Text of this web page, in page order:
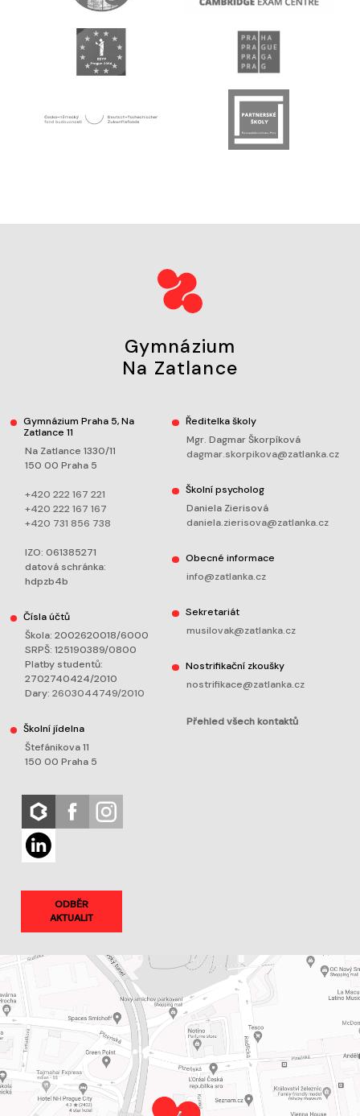
Gymnázium
Na Zatlance
Gymnázium Praha 5, Na
Zatlance 11
Na Zatlance 1330/11
150 00 Praha 5
+420 222 167 221
+420 222 167 167
+420 731 856 738
IZO: 061385271
datová schránka:
hdpzb4b
Čísla účtů
Škola: 2002620018/6000
SRPŠ: 125190389/0800
Platby studentů:
2702740424/2010
Dary: 2603044749/2010
Školní jídelna
Štefánikova 11
150 00 Praha 5
ODBĚR
AKTUALIT
Ředitelka školy
Mgr. Dagmar Škorpíková
dagmar.skorpikova@zatlanka.cz
Školní psycholog
Daniela Zierisová
daniela.zierisova@zatlanka.cz
Obecné informace
info@zatlanka.cz
Sekretariát
musilovak@zatlanka.cz
Nostrifikační zkoušky
nostrifikace@zatlanka.cz
Přehled všech kontaktů